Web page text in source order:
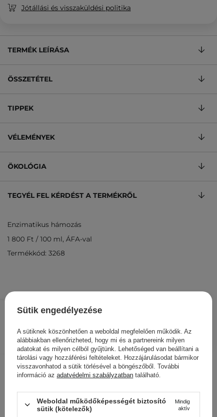
1 800 Ft /db.
KOSÁRBA
Jótállási és visszaküldési politika
TERMÉK LEÍRÁSA
ÖSSZETÉTEL
TIPPEK
VÉLEMÉNYEK
ÖKOLÓGIA
TEGYÉL FEL KÉRDÉST A TERMÉKRŐL
Enzimatikus hámozás
1 800 Ft / 100 ml, ÁFA-val
Termékkód: 3268
Más ügyfeleink ezeket is
nézegették
Sütik engedélyezése
A sütiknek köszönhetően a weboldal megfelelően működik. Az
alábbiakban ellenőrizheted, hogy mi és a partnereink milyen
adatokat és milyen célból gyűjtünk. Lehetőséged van beállítani a
tárolási vagy hozzáférési feltételeket. Hozzájárulásodat bármikor
visszavonhatod a sütik törlésével a böngészőből. További
információ az adatvédelmi szabályzatban található.
Weboldal működőképességét biztosító
sütik (kötelezők)
Mindig
aktív